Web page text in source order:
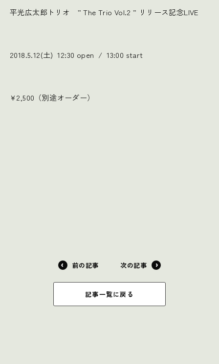
平光広太郎トリオ ” The Trio Vol.2 ” リリース記念LIVE
2018.5.12(土) 12:30 open / 13:00 start
¥2,500（別途オーダー）
前の記事
記事一覧に戻る
次の記事